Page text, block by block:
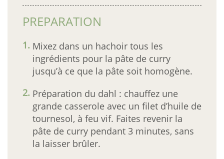
PREPARATION
Mixez dans un hachoir tous les
ingrédients pour la pâte de curry
jusqu’à ce que la pâte soit homogène.
Préparation du dahl : chauffez une
grande casserole avec un filet d’huile de
tournesol, à feu vif. Faites revenir la
pâte de curry pendant 3 minutes, sans
la laisser brûler.